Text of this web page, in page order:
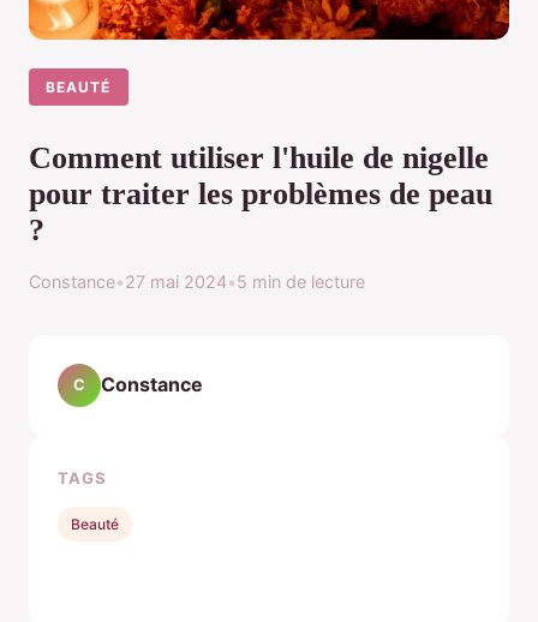
BEAUTÉ
Comment utiliser l'huile de nigelle
pour traiter les problèmes de peau
?
Constance•27 mai 2024•5 min de lecture
C Constance
TAGS
Beauté